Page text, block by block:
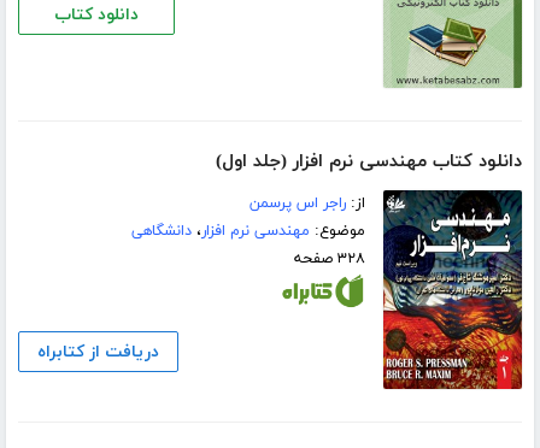
دانلود کتاب
دانلود کتاب مهندسی نرم افزار (جلد اول)
از:راجر اس پرسمن
موضوع: مهندسی نرم افزار،دانشگاهی
۳۲۸ صفحه
دریافت از کتابراه